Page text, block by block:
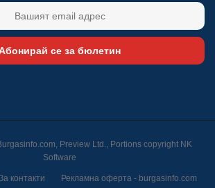
се за бюлетин
Preview Ltd., Portions copyright NK
Software
контакти Рекламна оферта - burgasinfo.com